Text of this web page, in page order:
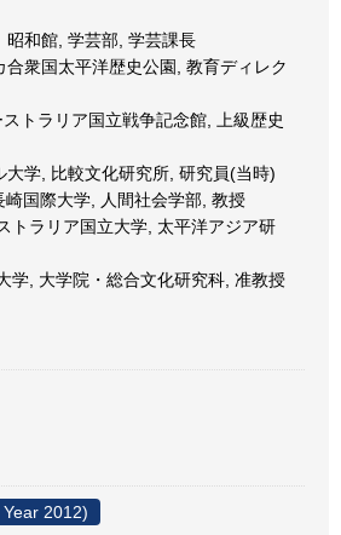
昭和館, 学芸部, 学芸課長
衆国太平洋歴史公園, 教育ディレク
トラリア国立戦争記念館, 上級歴史
学, 比較文化研究所, 研究員(当時)
国際大学, 人間社会学部, 教授
トラリア国立大学, 太平洋アジア研
学, 大学院・総合文化研究科, 准教授
2012)